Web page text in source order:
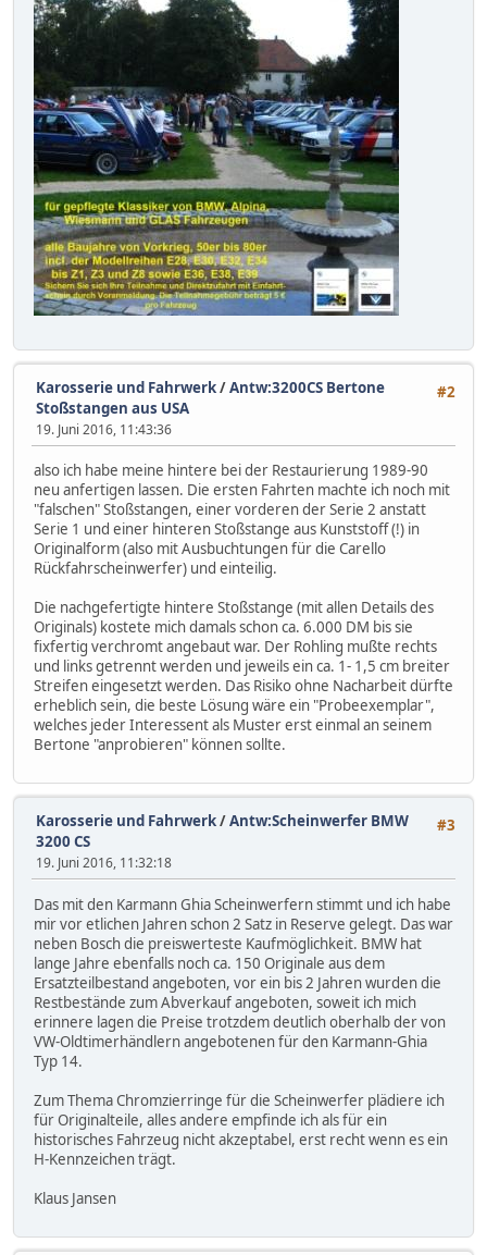
#2
Karosserie und Fahrwerk/Antw:3200CS Bertone
Stoßstangen aus USA
19. Juni 2016, 11:43:36
also ich habe meine hintere bei der Restaurierung 1989-90
neu anfertigen lassen. Die ersten Fahrten machte ich noch mit
"falschen" Stoßstangen, einer vorderen der Serie 2 anstatt
Serie 1 und einer hinteren Stoßstange aus Kunststoff (!) in
Originalform (also mit Ausbuchtungen für die Carello
Rückfahrscheinwerfer) und einteilig.
Die nachgefertigte hintere Stoßstange (mit allen Details des
Originals) kostete mich damals schon ca. 6.000 DM bis sie
fixfertig verchromt angebaut war. Der Rohling mußte rechts
und links getrennt werden und jeweils ein ca. 1- 1,5 cm breiter
Streifen eingesetzt werden. Das Risiko ohne Nacharbeit dürfte
erheblich sein, die beste Lösung wäre ein "Probeexemplar",
welches jeder Interessent als Muster erst einmal an seinem
Bertone "anprobieren" können sollte.
#3
Karosserie und Fahrwerk/Antw:Scheinwerfer BMW
3200 CS
19. Juni 2016, 11:32:18
Das mit den Karmann Ghia Scheinwerfern stimmt und ich habe
mir vor etlichen Jahren schon 2 Satz in Reserve gelegt. Das war
neben Bosch die preiswerteste Kaufmöglichkeit. BMW hat
lange Jahre ebenfalls noch ca. 150 Originale aus dem
Ersatzteilbestand angeboten, vor ein bis 2 Jahren wurden die
Restbestände zum Abverkauf angeboten, soweit ich mich
erinnere lagen die Preise trotzdem deutlich oberhalb der von
VW-Oldtimerhändlern angebotenen für den Karmann-Ghia
Typ 14.
Zum Thema Chromzierringe für die Scheinwerfer plädiere ich
für Originalteile, alles andere empfinde ich als für ein
historisches Fahrzeug nicht akzeptabel, erst recht wenn es ein
H-Kennzeichen trägt.
Klaus Jansen